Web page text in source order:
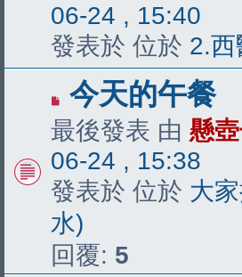
06-24 , 15:40
發表於 位於 2.西
有
新
文
章
今天的午餐
最後發表 由 懸
06-24 , 15:38
發表於 位於 大
水)
回覆: 5